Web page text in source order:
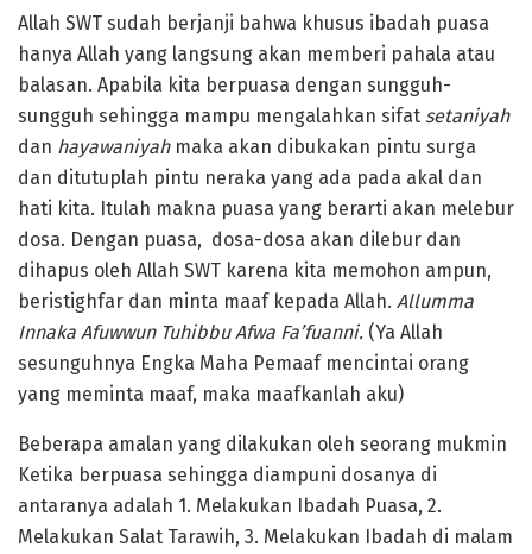
Allah SWT sudah berjanji bahwa khusus ibadah puasa
hanya Allah yang langsung akan memberi pahala atau
balasan. Apabila kita berpuasa dengan sungguh-
sungguh sehingga mampu mengalahkan sifat setaniyah
dan hayawaniyahmaka akan dibukakan pintu surga
dan ditutuplah pintu neraka yang ada pada akal dan
hati kita. Itulah makna puasa yang berarti akan melebur
dosa. Dengan puasa, dosa-dosa akan dilebur dan
dihapus oleh Allah SWT karena kita memohon ampun,
beristighfar dan minta maaf kepada Allah. Allumma
Innaka Afuwwun Tuhibbu Afwa Fa’fuanni. (Ya Allah
sesunguhnya Engka Maha Pemaaf mencintai orang
yang meminta maaf, maka maafkanlah aku)
Beberapa amalan yang dilakukan oleh seorang mukmin
Ketika berpuasa sehingga diampuni dosanya di
antaranya adalah 1. Melakukan Ibadah Puasa, 2.
Melakukan Salat Tarawih, 3. Melakukan Ibadah di malam